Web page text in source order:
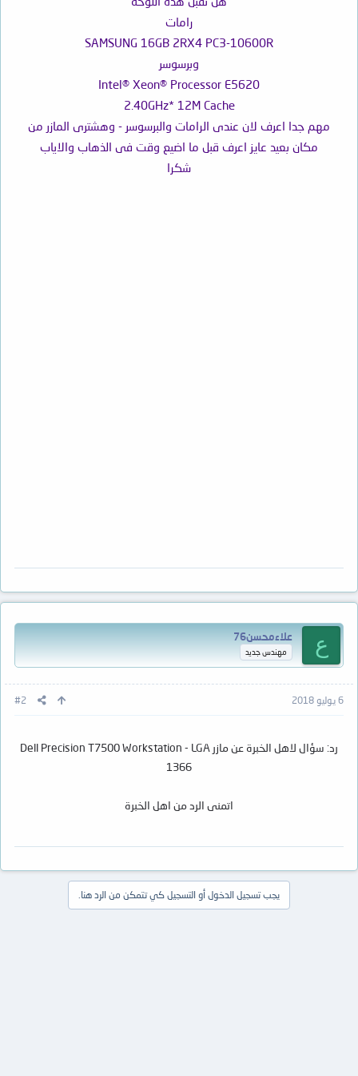
رامات
SAMSUNG 16GB 2RX4 PC3-10600R
وبرسوسر
Intel® Xeon® Processor E5620
2.40GHz* 12M Cache
مهم جدا اعرف لان عندى الرامات والبرسوسر - وهشترى المازر من
مكان بعيد عايز اعرف قبل ما اضيع وقت فى الذهاب والاياب
شكرا
ع علاءمحسن76
مهندس جديد
6 يوليو 2018 #2
رد: سؤال لاهل الخبرة عن مازر Dell Precision T7500 Workstation - LGA
1366
اتمنى الرد من اهل الخبرة
يجب تسجيل الدخول أو التسجيل كي تتمكن من الرد هنا.